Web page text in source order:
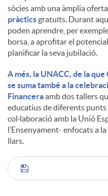
sòcies amb una àmplia
pràcticsgratuïts. Durant
poden aprendre, per
borsa, a aprofitar el
planificar la seva jubilació.
A més, la UNACC, de la
se suma també a la
Financeraamb dos tallers
educatius de diferents punts
col·laboració amb la Unió
l’Ensenyament- enfocats a
llars.
C